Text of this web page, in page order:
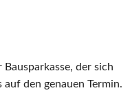
der sich
den genauen Termin.